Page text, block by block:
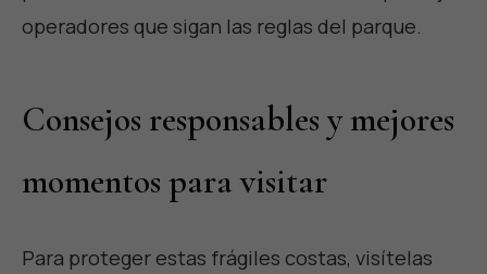
operadores que sigan las reglas del parque.
Consejos responsables y mejores
momentos para visitar
Para proteger estas frágiles costas, visítelas